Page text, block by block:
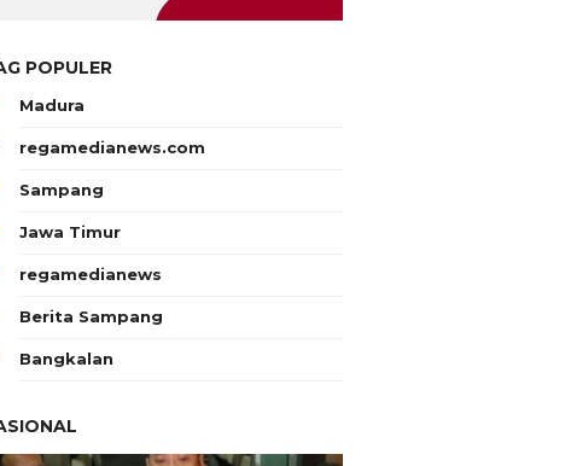
POPULER
Madura
regamedianews.com
Sampang
Jawa Timur
regamedianews
Berita Sampang
Bangkalan